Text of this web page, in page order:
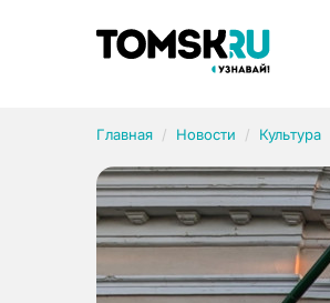
Главная Новости Культура
Рубрики